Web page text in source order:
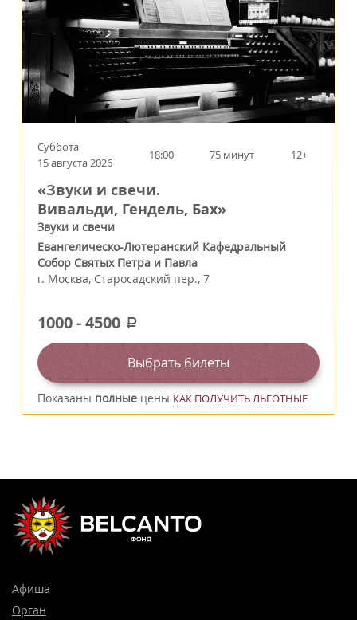
Суббота
15 августа 2026
18:00 75 минут 12+
«Звуки и свечи.
Вивальди, Гендель, Бах»
Звуки и свечи
Евангелическо-Лютеранский Кафедральный
Собор Святых Петра и Павла
г. Москва, Старосадский пер., 7
1000-4500 a
Выбрать билеты
Показаны полные цены КАК ПОЛУЧИТЬ ЛЬГОТНЫЕ
Афиша
Орган